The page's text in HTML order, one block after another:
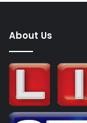
About Us